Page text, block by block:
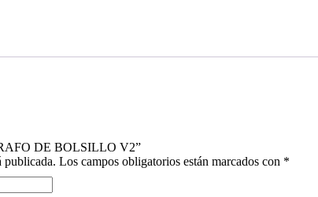
DE BOLSILLO V2”
publicada. Los campos obligatorios están marcados con *